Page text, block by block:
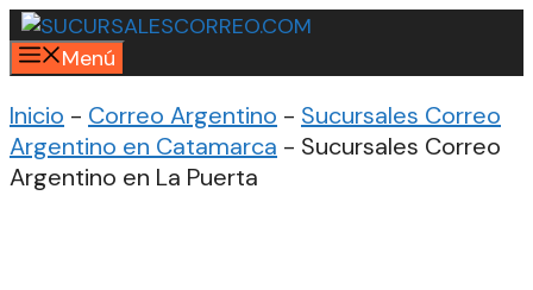
Saltar
al
contenido
Menú
Inicio - Correo Argentino - Sucursales Correo
Argentino en Catamarca - Sucursales Correo
Argentino en La Puerta